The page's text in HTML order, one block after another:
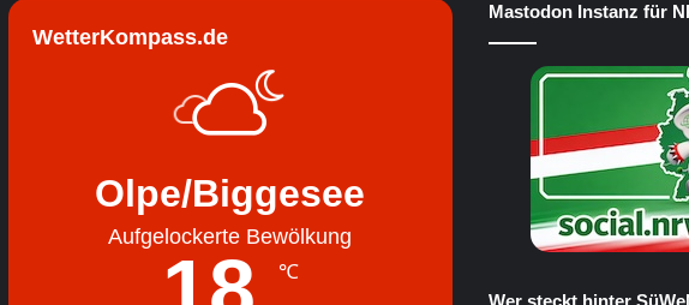
WetterKompass.de
Olpe/Biggesee
Aufgelockerte Bewölkung
℃
Mastodon Instanz für
Wer steckt hinter